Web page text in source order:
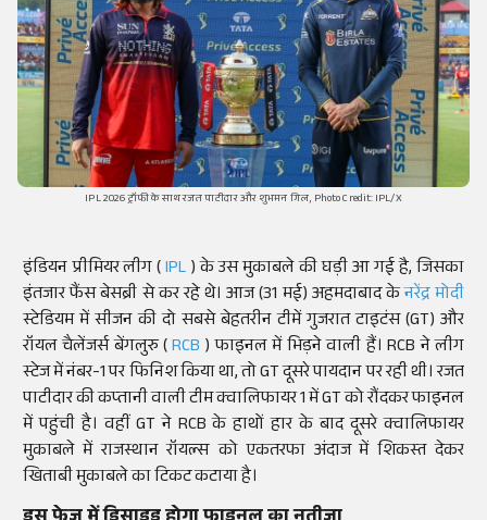
IPL 2026 ट्रॉफी के साथ रजत पाटीदार और शुभमन गिल, Photo Credit: IPL/X
इंडियन प्रीमियर लीग (IPL) के उस मुकाबले की घड़ी आ गई है, जिसका
इंतजार फैंस बेसब्री से कर रहे थे। आज (31 मई) अहमदाबाद केनरेंद्र मोदी
स्टेडियम में सीजन की दो सबसे बेहतरीन टीमें गुजरात टाइटंस (GT) और
रॉयल चैलेंजर्स बेंगलुरु (RCB ) फाइनल में भिड़ने वाली हैं। RCB ने लीग
स्टेज में नंबर-1 पर फिनिश किया था, तो GT दूसरे पायदान पर रही थी। रजत
पाटीदार की कप्तानी वाली टीम क्वालिफायर 1 में GT को रौंदकर फाइनल
में पहुंची है। वहीं GT ने RCB के हाथों हार के बाद दूसरे क्वालिफायर
मुकाबले में राजस्थान रॉयल्स को एकतरफा अंदाज में शिकस्त देकर
खिताबी मुकाबले का टिकट कटाया है।